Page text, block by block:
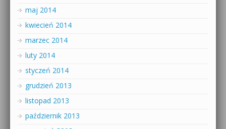
maj 2014
kwiecień 2014
marzec 2014
luty 2014
styczeń 2014
grudzień 2013
listopad 2013
październik 2013